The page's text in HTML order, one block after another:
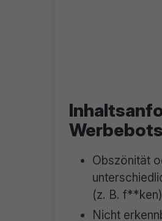
Obszönität
(z. B. f**ken)
Nicht